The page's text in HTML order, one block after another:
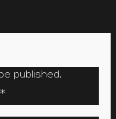
published.
*